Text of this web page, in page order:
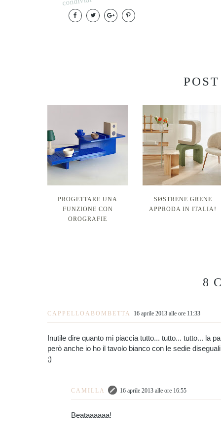
PROGETTARE UNA
FUNZIONE CON
OROGRAFIE
SØSTRENE GRENE
APPRODA IN ITALIA!
8
CAPPELLOABOMBETTA 16 aprile 2013 alle ore 11:33
Inutile dire quanto mi piaccia tutto... tutto... tutto... la
però anche io ho il tavolo bianco con le sedie
;)
CAMILLA 16 aprile 2013 alle ore 16:55
Beataaaaaa!